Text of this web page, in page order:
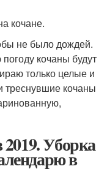
кочане.
не было дождей.
кочаны будут
только целые и
кочаны
2019. Уборка
в